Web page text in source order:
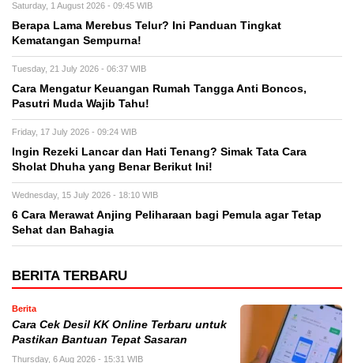
Saturday, 1 August 2026 - 09:45 WIB
Berapa Lama Merebus Telur? Ini Panduan Tingkat
Kematangan Sempurna!
Tuesday, 21 July 2026 - 06:37 WIB
Cara Mengatur Keuangan Rumah Tangga Anti Boncos,
Pasutri Muda Wajib Tahu!
Friday, 17 July 2026 - 09:24 WIB
Ingin Rezeki Lancar dan Hati Tenang? Simak Tata Cara
Sholat Dhuha yang Benar Berikut Ini!
Wednesday, 15 July 2026 - 18:10 WIB
6 Cara Merawat Anjing Peliharaan bagi Pemula agar Tetap
Sehat dan Bahagia
BERITA TERBARU
Berita
Cara Cek Desil KK Online Terbaru untuk
Pastikan Bantuan Tepat Sasaran
Thursday, 6 Aug 2026 - 15:31 WIB